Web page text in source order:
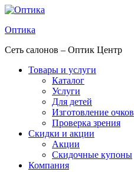
Оптика
Сеть салонов – Оптик Центр
Товары и услуги
Каталог
Услуги
Для детей
Изготовление очков
Проверка зрения
Скидки и акции
Акции
Скидочные купоны
Компания